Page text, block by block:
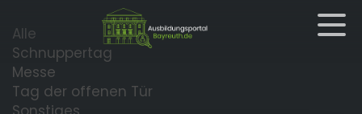
Alle
Schnuppertag
Messe
Tag der offenen Tür